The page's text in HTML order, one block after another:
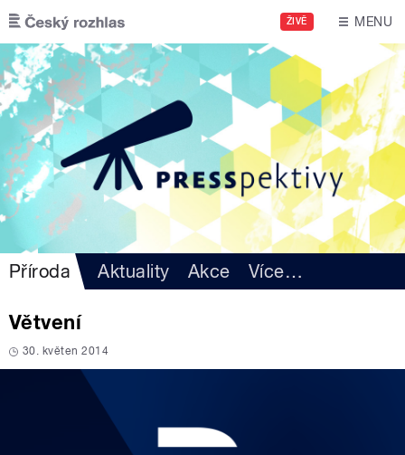
Přejít k hlavnímu obsahu
ŽIVĚ MENU
Příroda Aktuality Akce Více…
Větvení
30. květen 2014